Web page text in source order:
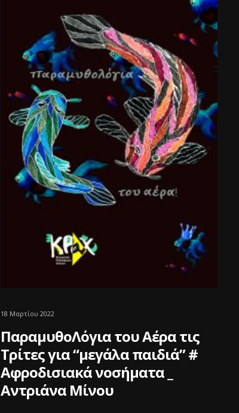
18 Μαρτίου 2022
ΠαραμυθοΛόγια του Αέρα τις
Τρίτες για “μεγάλα παιδιά” #
Αφροδισιακά νοσήματα _
Αντριάνα Μίνου